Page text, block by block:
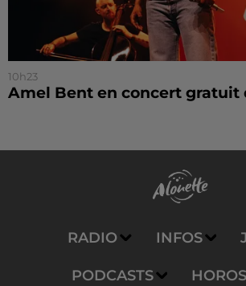
10h23
Amel Bent en concert gratuit
RADIO INFOS
PODCASTS